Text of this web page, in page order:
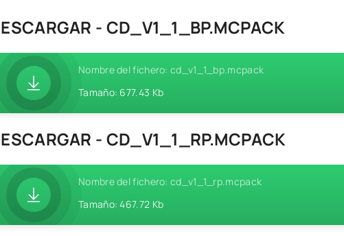
- CD_V1_1_BP.MCPACK
Nombre del fichero: cd_v1_1_bp.mcpack
Tamaño: 677.43 Kb
- CD_V1_1_RP.MCPACK
Nombre del fichero: cd_v1_1_rp.mcpack
Tamaño: 467.72 Kb